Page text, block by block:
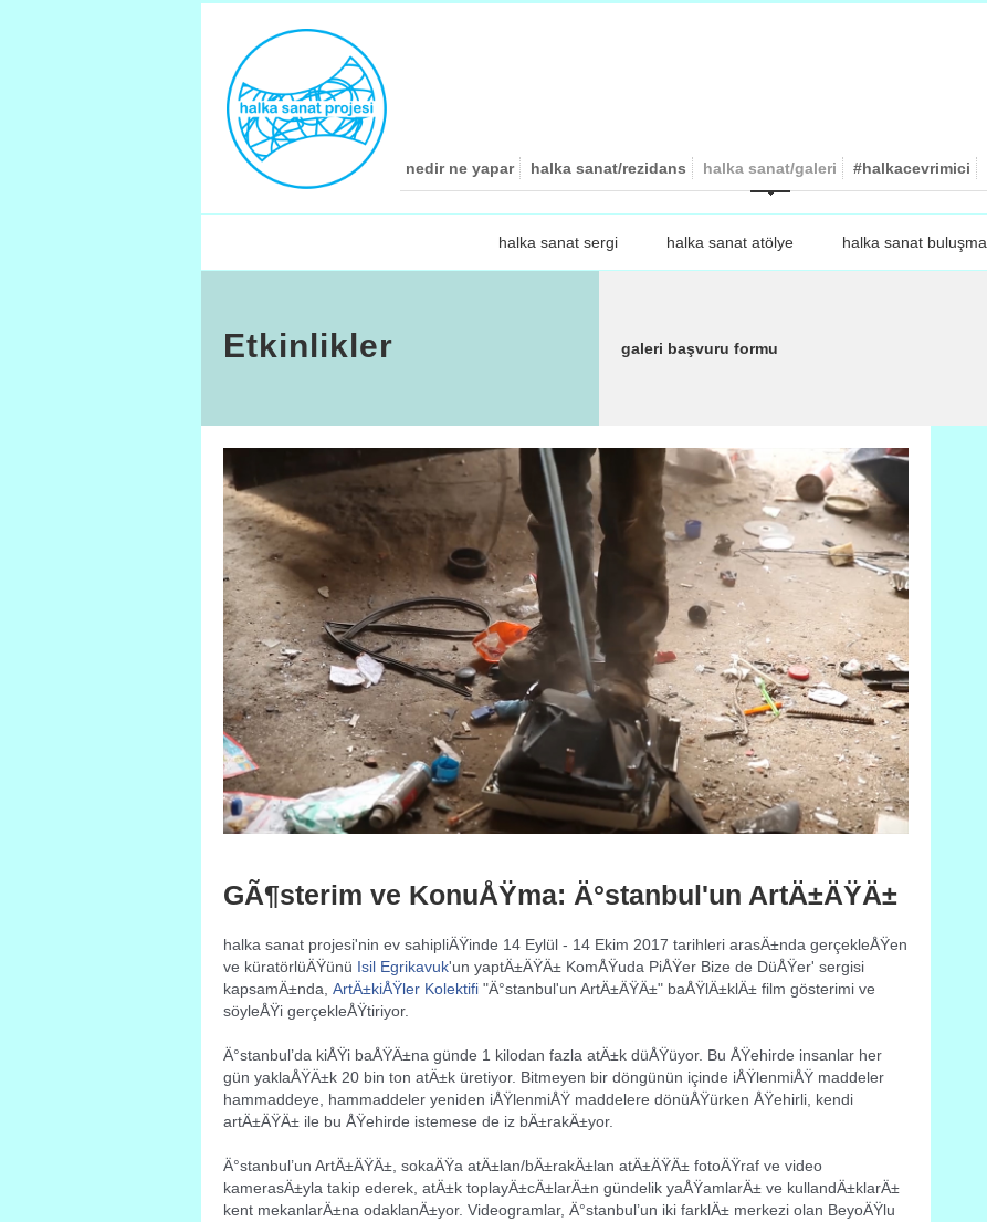
nedir ne yapar halka sanat/rezidans halka sanat/galeri #halkacevrimici
halka sanat sergi halka sanat atölye halka sanat buluşma
Etkinlikler galeri başvuru formu
GÃ¶sterim ve KonuÅŸma: Ä°stanbul'un ArtÄ±ÄŸÄ±
halka sanat projesi'nin ev sahipliÄŸinde 14 Eylül - 14 Ekim 2017 tarihleri arasÄ±nda gerçekleÅŸen
ve küratörlüÄŸünü Isil Egrikavuk'un yaptÄ±ÄŸÄ± KomÅŸuda PiÅŸer Bize de DüÅŸer' sergisi
kapsamÄ±nda, ArtÄ±kiÅŸler Kolektifi "Ä°stanbul'un ArtÄ±ÄŸÄ±" baÅŸlÄ±klÄ± film gösterimi ve
söyleÅŸi gerçekleÅŸtiriyor.
Ä°stanbul’da kiÅŸi baÅŸÄ±na günde 1 kilodan fazla atÄ±k düÅŸüyor. Bu ÅŸehirde insanlar her
gün yaklaÅŸÄ±k 20 bin ton atÄ±k üretiyor. Bitmeyen bir döngünün içinde iÅŸlenmiÅŸ maddeler
hammaddeye, hammaddeler yeniden iÅŸlenmiÅŸ maddelere dönüÅŸürken ÅŸehirli, kendi
artÄ±ÄŸÄ± ile bu ÅŸehirde istemese de iz bÄ±rakÄ±yor.
Ä°stanbul’un ArtÄ±ÄŸÄ±, sokaÄŸa atÄ±lan/bÄ±rakÄ±lan atÄ±ÄŸÄ± fotoÄŸraf ve video
kamerasÄ±yla takip ederek, atÄ±k toplayÄ±cÄ±larÄ±n gündelik yaÅŸamlarÄ± ve kullandÄ±klarÄ±
kent mekanlarÄ±na odaklanÄ±yor. Videogramlar, Ä°stanbul’un iki farklÄ± merkezi olan BeyoÄŸlu